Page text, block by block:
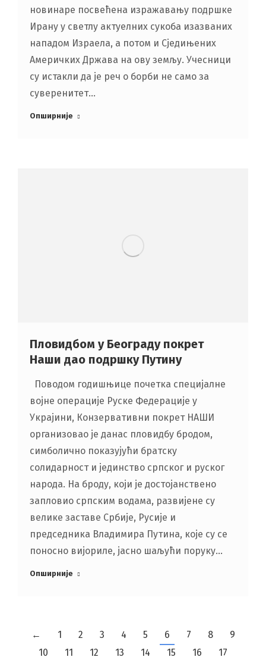
новинаре посвећена изражавању подршке
Ирану у светлу актуелних сукоба изазваних
нападом Израела, а потом и Сједињених
Америчких Држава на ову земљу. Учесници
су истакли да је реч о борби не само за
суверенитет…
Опширније
Пловидбом у Београду покрет
Наши дао подршку Путину
Поводом годишњице почетка специјалне
војне операције Руске Федерације у
Украјини, Конзервативни покрет НАШИ
организовао је данас пловидбу бродом,
симболично показујући братску
солидарност и јединство српског и руског
народа. На броду, који је достојанствено
запловио српским водама, развијене су
велике заставе Србије, Русије и
председника Владимира Путина, које су се
поносно вијориле, јасно шаљући поруку…
Опширније
← 1 2 3 4 5 6 7 8
9
10
11 12 13 14 15 16 17